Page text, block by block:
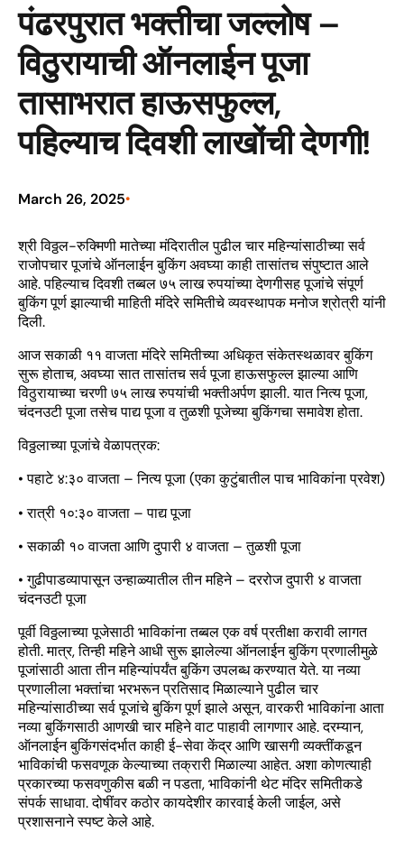
पंढरपुरात भक्तीचा जल्लोष –
विठुरायाची ऑनलाईन पूजा
तासाभरात हाऊसफुल्ल,
पहिल्याच दिवशी लाखोंची देणगी!
March 26, 2025•
श्री विठ्ठल-रुक्मिणी मातेच्या मंदिरातील पुढील चार महिन्यांसाठीच्या सर्व
राजोपचार पूजांचे ऑनलाईन बुकिंग अवघ्या काही तासांतच संपुष्टात आले
आहे. पहिल्याच दिवशी तब्बल ७५ लाख रुपयांच्या देणगीसह पूजांचे संपूर्ण
बुकिंग पूर्ण झाल्याची माहिती मंदिरे समितीचे व्यवस्थापक मनोज श्रोत्री यांनी
दिली.
आज सकाळी ११ वाजता मंदिरे समितीच्या अधिकृत संकेतस्थळावर बुकिंग
सुरू होताच, अवघ्या सात तासांतच सर्व पूजा हाऊसफुल्ल झाल्या आणि
विठुरायाच्या चरणी ७५ लाख रुपयांची भक्तीअर्पण झाली. यात नित्य पूजा,
चंदनउटी पूजा तसेच पाद्य पूजा व तुळशी पूजेच्या बुकिंगचा समावेश होता.
विठ्ठलाच्या पूजांचे वेळापत्रक:
• पहाटे ४:३० वाजता – नित्य पूजा (एका कुटुंबातील पाच भाविकांना प्रवेश)
• रात्री १०:३० वाजता – पाद्य पूजा
• सकाळी १० वाजता आणि दुपारी ४ वाजता – तुळशी पूजा
• गुढीपाडव्यापासून उन्हाळ्यातील तीन महिने – दररोज दुपारी ४ वाजता
चंदनउटी पूजा
पूर्वी विठ्ठलाच्या पूजेसाठी भाविकांना तब्बल एक वर्ष प्रतीक्षा करावी लागत
होती. मात्र, तिन्ही महिने आधी सुरू झालेल्या ऑनलाईन बुकिंग प्रणालीमुळे
पूजांसाठी आता तीन महिन्यांपर्यंत बुकिंग उपलब्ध करण्यात येते. या नव्या
प्रणालीला भक्तांचा भरभरून प्रतिसाद मिळाल्याने पुढील चार
महिन्यांसाठीच्या सर्व पूजांचे बुकिंग पूर्ण झाले असून, वारकरी भाविकांना आता
नव्या बुकिंगसाठी आणखी चार महिने वाट पाहावी लागणार आहे. दरम्यान,
ऑनलाईन बुकिंगसंदर्भात काही ई-सेवा केंद्र आणि खासगी व्यक्तींकडून
भाविकांची फसवणूक केल्याच्या तक्रारी मिळाल्या आहेत. अशा कोणत्याही
प्रकारच्या फसवणुकीस बळी न पडता, भाविकांनी थेट मंदिर समितीकडे
संपर्क साधावा. दोषींवर कठोर कायदेशीर कारवाई केली जाईल, असे
प्रशासनाने स्पष्ट केले आहे.